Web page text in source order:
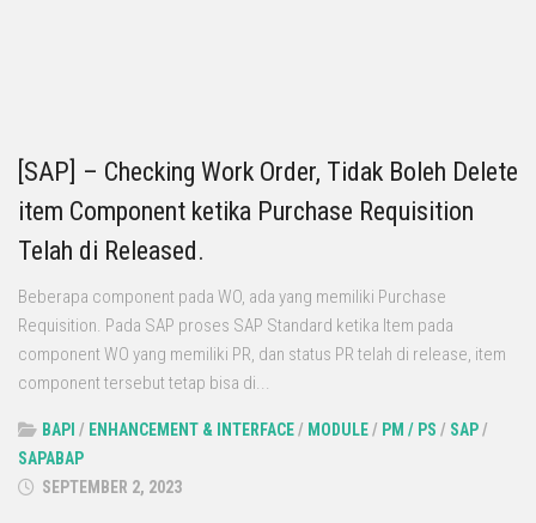
[SAP] – Checking Work Order, Tidak Boleh Delete
item Component ketika Purchase Requisition
Telah di Released.
Beberapa component pada WO, ada yang memiliki Purchase
Requisition. Pada SAP proses SAP Standard ketika Item pada
component WO yang memiliki PR, dan status PR telah di release, item
component tersebut tetap bisa di...
BAPI / ENHANCEMENT & INTERFACE/ MODULE/ PM / PS / SAP/
SAPABAP
SEPTEMBER 2, 2023